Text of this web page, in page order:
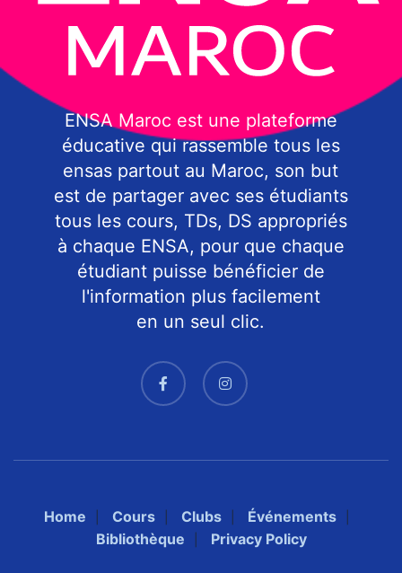
ENSA Maroc est une plateforme
éducative qui rassemble tous les
ensas partout au Maroc, son but
est de partager avec ses étudiants
tous les cours, TDs, DS appropriés
à chaque ENSA, pour que chaque
étudiant puisse bénéficier de
l'information plus facilement
en un seul clic.
Home Cours Clubs
Événements
Bibliothèque
Privacy Policy